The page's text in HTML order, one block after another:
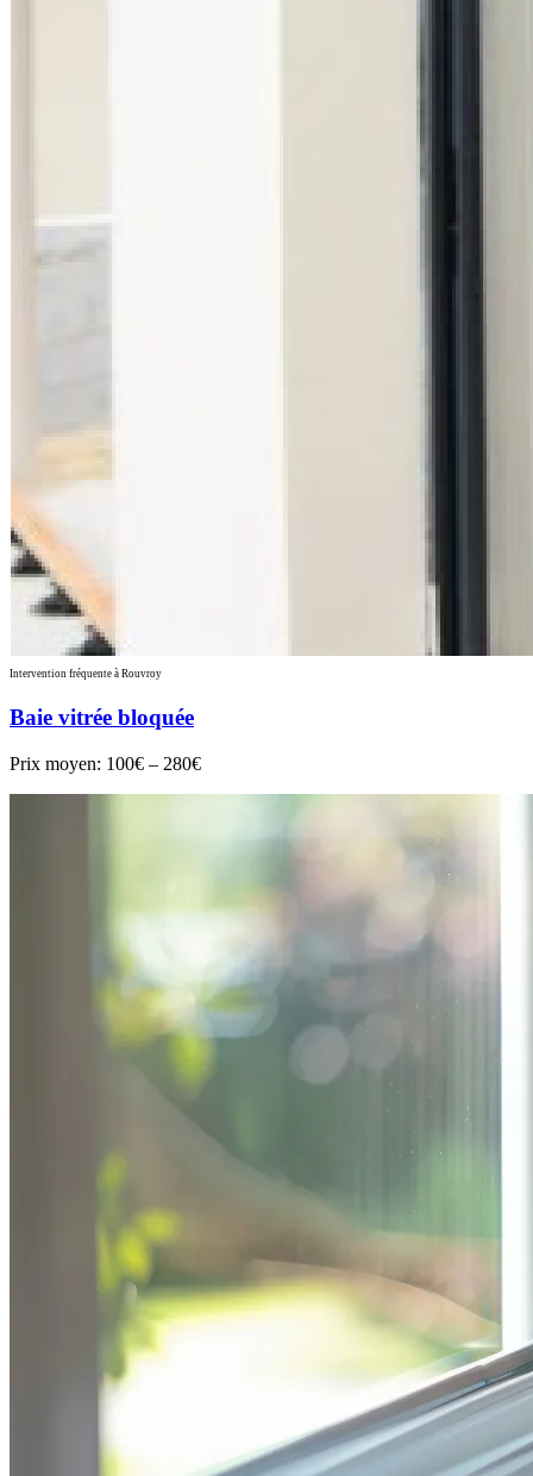
Intervention fréquente à Rouvroy
Baie vitrée bloquée
Prix moyen: 100€ – 280€